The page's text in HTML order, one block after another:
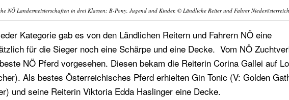
NÖ Landesmeisterschaften in drei Klassen: B-Pony, Jugend und Kinder. © Ländliche Reiter und Fahrer
Kategorie gab es von den Ländlichen Reitern und Fahrern NÖ eine
für die Sieger noch eine Schärpe und eine Decke. Vom NÖ
NÖ Pferd vorgesehen. Diesen bekam die Reiterin Corina Gallei auf
Als bestes Österreichisches Pferd erhielten Gin Tonic (V: Golden
und seine Reiterin Viktoria Edda Haslinger eine Decke.